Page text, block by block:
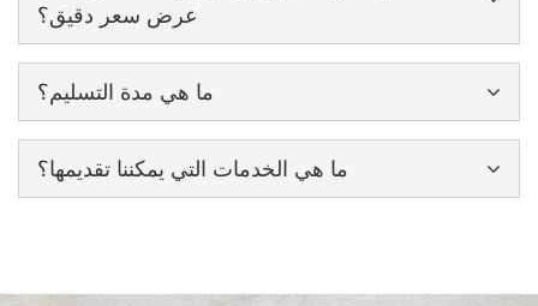
عرض سعر دقيق؟
ما هي مدة التسليم؟
ما هي الخدمات التي يمكننا تقديمها؟